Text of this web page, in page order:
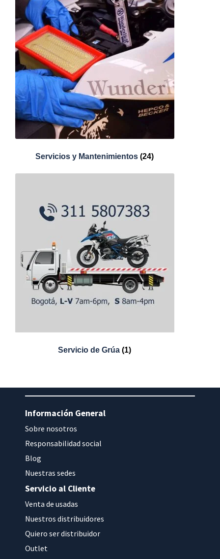
Servicios y Mantenimientos(24)
Servicio de Grúa(1)
Información General
Sobre nosotros
Responsabilidad social
Blog
Nuestras sedes
Servicio al Cliente
Venta de usadas
Nuestros distribuidores
Quiero ser distribuidor
Outlet